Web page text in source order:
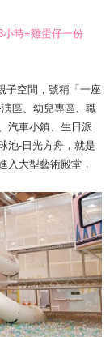
小時+雞蛋仔一份
子空間，號稱「一座
區、幼兒專區、職
汽車小鎮、生日派
池-日光方舟，就是
入大型藝術殿堂，